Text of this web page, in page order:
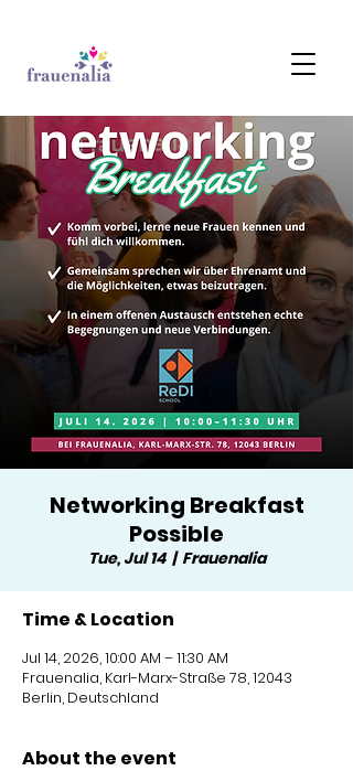
Networking Breakfast
Possible
Tue, Jul 14
  |
Frauenalia
Time & Location
Jul 14, 2026, 10:00 AM – 11:30 AM
Frauenalia, Karl-Marx-Straße 78, 12043
Berlin, Deutschland
About the event